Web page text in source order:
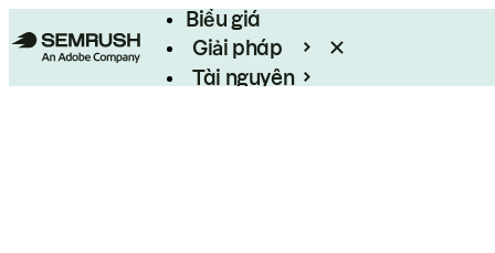
Biểu giá
Giải pháp
Tài nguyên